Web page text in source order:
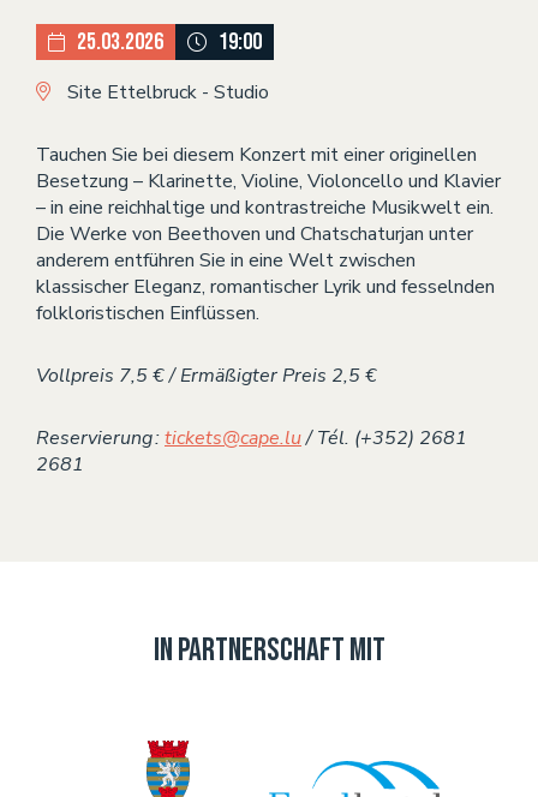
25.03.2026 19:00
Site Ettelbruck - Studio
Tauchen Sie bei diesem Konzert mit einer originellen
Besetzung – Klarinette, Violine, Violoncello und Klavier
– in eine reichhaltige und kontrastreiche Musikwelt ein.
Die Werke von Beethoven und Chatschaturjan unter
anderem entführen Sie in eine Welt zwischen
klassischer Eleganz, romantischer Lyrik und fesselnden
folkloristischen Einflüssen.
Vollpreis 7,5 € / Ermäßigter Preis 2,5 €
Reservierung :tickets@cape.lu/ Tél. (+352) 2681
2681
In Partnerschaft mit